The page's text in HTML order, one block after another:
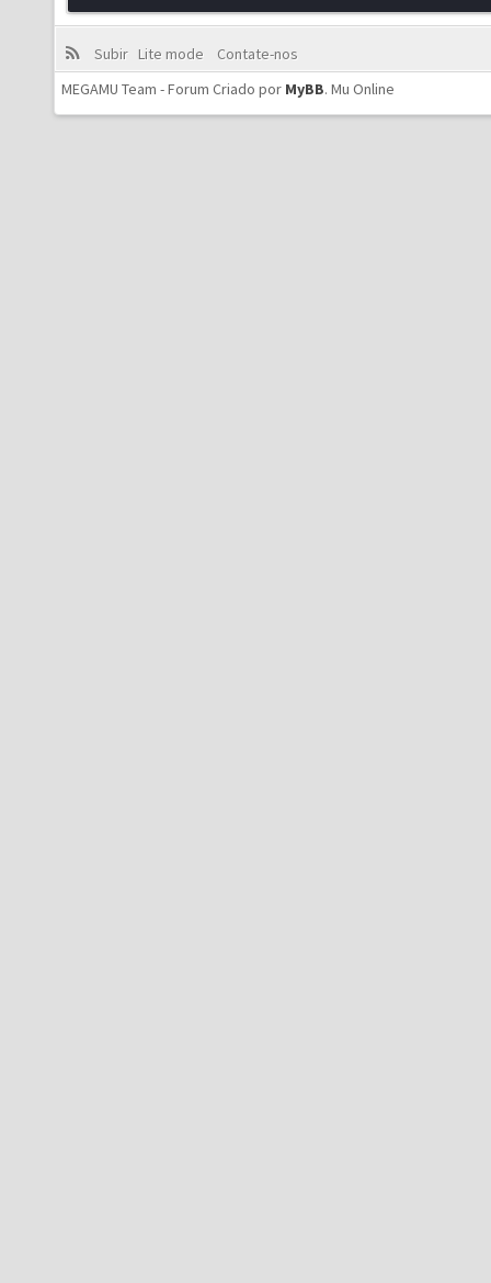
Subir Lite mode
Contate-nos
MEGAMU Team - Forum Criado por MyBB. Mu Online